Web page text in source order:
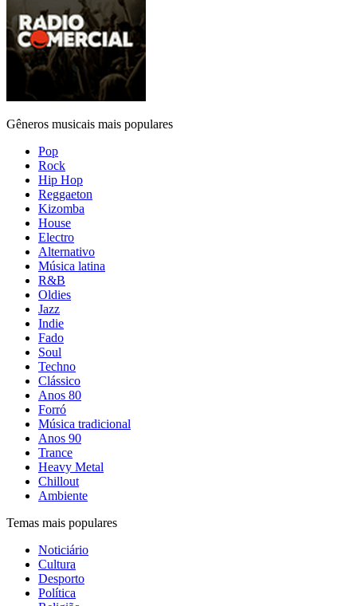
Gêneros musicais mais populares
Pop
Rock
Hip Hop
Reggaeton
Kizomba
House
Electro
Alternativo
Música latina
R&B
Oldies
Jazz
Indie
Fado
Soul
Techno
Clássico
Anos 80
Forró
Música tradicional
Anos 90
Trance
Heavy Metal
Chillout
Ambiente
Temas mais populares
Noticiário
Cultura
Desporto
Política